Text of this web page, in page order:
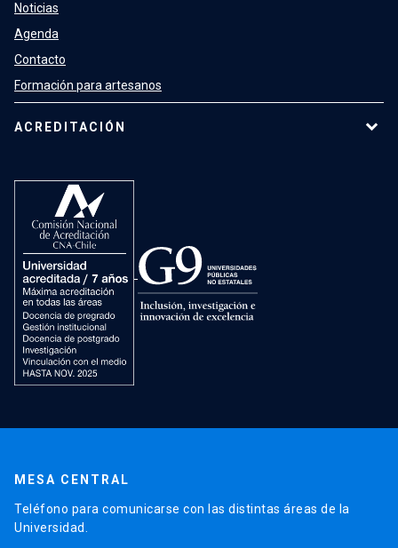
Noticias
Agenda
Contacto
Formación para artesanos
ACREDITACIÓN
MESA CENTRAL
Teléfono para comunicarse con las distintas áreas de la
Universidad.